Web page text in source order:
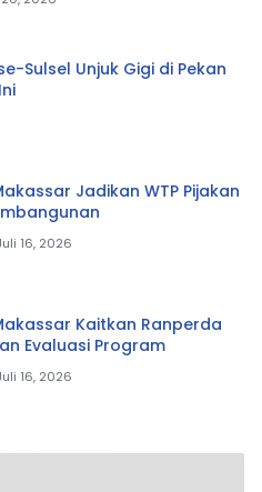
Sulsel Unjuk Gigi di Pekan
Jadikan WTP Pijakan
16, 2026
Kaitkan Ranperda
Evaluasi Program
16, 2026